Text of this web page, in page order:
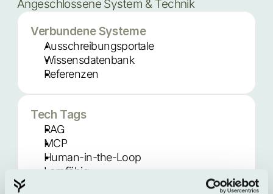
Angeschlossene System & Technik
Verbundene Systeme
Ausschreibungsportale
Wissensdatenbank
Referenzen
Tech Tags
RAG
MCP
Human-in-the-Loop
Lernfähig